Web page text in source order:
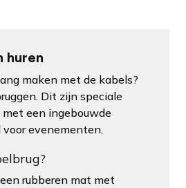
huren
maken met de kabels?
Dit zijn speciale
een ingebouwde
evenementen.
rubberen mat met